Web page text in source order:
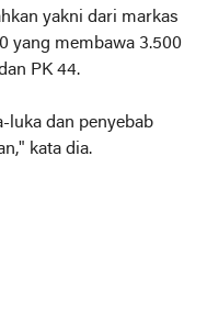
yakni dari markas
yang membawa 3.500
PK 44.
luka dan penyebab
kata dia.